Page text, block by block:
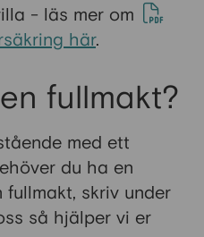
- läs mer om
här.
fullmakt?
med ett
du ha en
fullmakt, skriv under
så hjälper vi er